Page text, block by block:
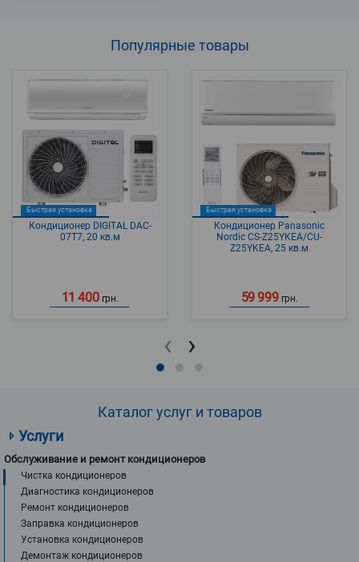
Популярные товары
Быстрая установка
Кондиционер DIGITAL DAC-
07T7, 20 кв.м
11 400 грн.
Быстрая установка
Кондиционер Panasonic
Nordic CS-Z25YKEA/CU-
Z25YKEA, 25 кв.м
59 999 грн.
‹ ›
Каталог услуг и товаров
Услуги
Обслуживание и ремонт кондиционеров
Чистка кондиционеров
Диагностика кондиционеров
Ремонт кондиционеров
Заправка кондиционеров
Установка кондиционеров
Демонтаж кондиционеров